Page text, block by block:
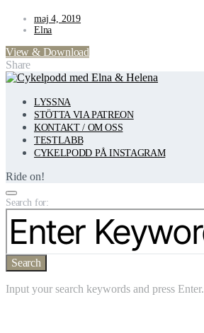
maj 4, 2019
Elna
View & Download
Share
LYSSNA
STÖTTA VIA PATREON
KONTAKT / OM OSS
TESTLABB
CYKELPODD PÅ INSTAGRAM
Ride on!
Search for:
Search
Input your search keywords and press Enter.